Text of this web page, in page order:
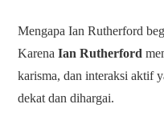
Mengapa Ian Rutherford
KarenaIan Rutherford
karisma, dan interaksi aktif
dekat dan dihargai.